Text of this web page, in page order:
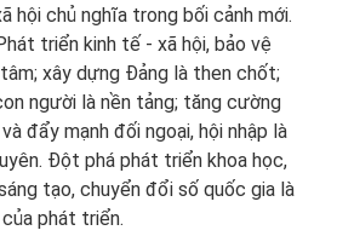
hội chủ nghĩa trong bối cảnh mới.
triển kinh tế - xã hội, bảo vệ
xây dựng Đảng là then chốt;
người là nền tảng; tăng cường
đẩy mạnh đối ngoại, hội nhập là
Đột phá phát triển khoa học,
tạo, chuyển đổi số quốc gia là
phát triển.